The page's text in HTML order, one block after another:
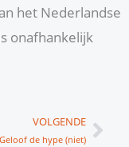
het Nederlandse
onafhankelijk
VOLGENDE
Geloof de hype (niet)